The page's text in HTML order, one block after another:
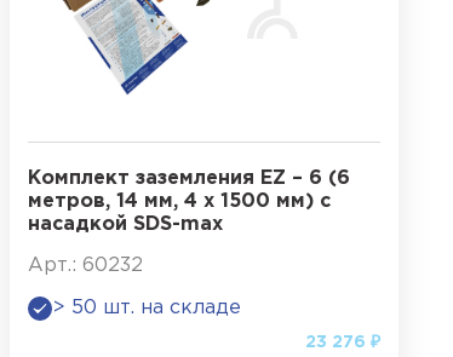
Комплект заземления EZ – 6 (6
метров, 14 мм, 4 х 1500 мм) с
насадкой SDS-max
Арт.: 60232
> 50 шт. на складе
23 276 ₽